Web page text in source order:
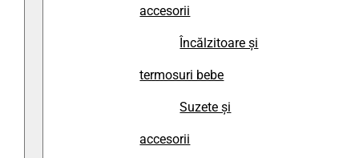
accesorii
Încălzitoare și
termosuri bebe
Suzete și
accesorii